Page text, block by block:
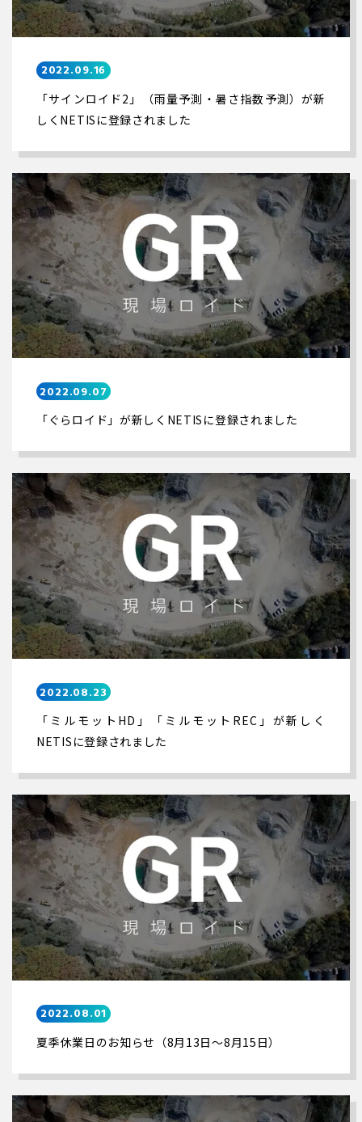
2022.09.16
「サインロイド2」（雨量予測・暑さ指数予測）が新
しくNETISに登録されました
2022.09.07
「ぐらロイド」が新しくNETISに登録されました
2022.08.23
「ミルモットHD」「ミルモットREC」が新しく
NETISに登録されました
2022.08.01
夏季休業日のお知らせ（8月13日～8月15日）